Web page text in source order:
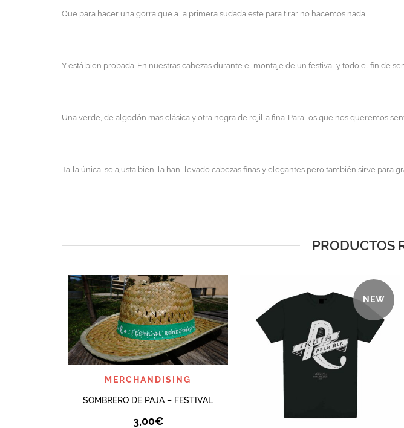
Que para hacer una gorra que a la primera sudada este para tirar no hacemos nada.
Y está bien probada. En nuestras cabezas durante el montaje de un festival y todo el fin de
Una verde, de algodón mas clásica y otra negra de rejilla fina. Para los que nos queremos
Talla única, se ajusta bien, la han llevado cabezas finas y elegantes pero también sirve para
PRODUCTOS
QUICK VIEW
MERCHANDISING
SOMBRERO DE PAJA – FESTIVAL
3,00€
NEW